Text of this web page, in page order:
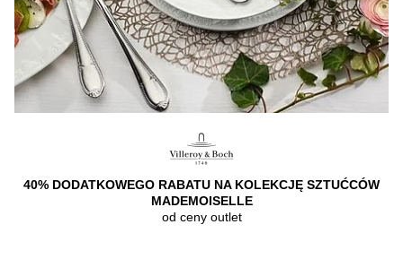
40% DODATKOWEGO RABATU NA KOLEKCJĘ SZTUĆCÓW
MADEMOISELLE
od ceny outlet